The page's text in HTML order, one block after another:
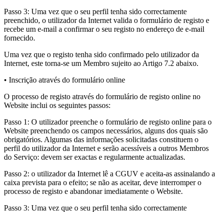
Passo 3: Uma vez que o seu perfil tenha sido correctamente
preenchido, o utilizador da Internet valida o formulário de registo e
recebe um e-mail a confirmar o seu registo no endereço de e-mail
fornecido.
Uma vez que o registo tenha sido confirmado pelo utilizador da
Internet, este torna-se um Membro sujeito ao Artigo 7.2 abaixo.
• Inscrição através do formulário online
O processo de registo através do formulário de registo online no
Website inclui os seguintes passos:
Passo 1: O utilizador preenche o formulário de registo online para o
Website preenchendo os campos necessários, alguns dos quais são
obrigatórios. Algumas das informações solicitadas constituem o
perfil do utilizador da Internet e serão acessíveis a outros Membros
do Serviço: devem ser exactas e regularmente actualizadas.
Passo 2: o utilizador da Internet lê a CGUV e aceita-as assinalando a
caixa prevista para o efeito; se não as aceitar, deve interromper o
processo de registo e abandonar imediatamente o Website.
Passo 3: Uma vez que o seu perfil tenha sido correctamente